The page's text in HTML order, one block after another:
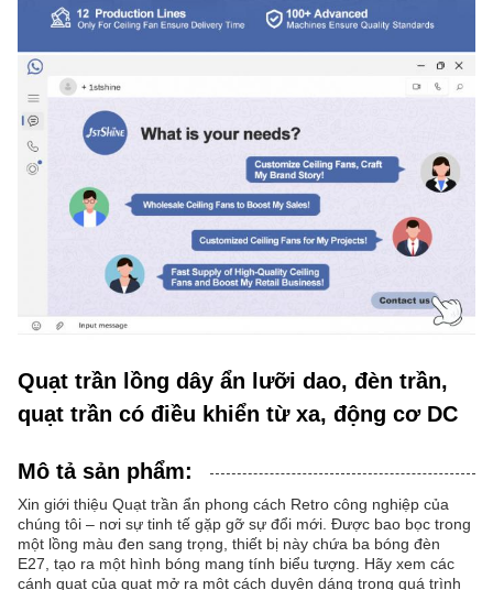
Quạt trần lồng dây ẩn lưỡi dao, đèn trần,
quạt trần có điều khiển từ xa, động cơ DC
Mô tả sản phẩm:
Xin giới thiệu Quạt trần ẩn phong cách Retro công nghiệp của
chúng tôi – nơi sự tinh tế gặp gỡ sự đổi mới. Được bao bọc trong
một lồng màu đen sang trọng, thiết bị này chứa ba bóng đèn
E27, tạo ra một hình bóng mang tính biểu tượng. Hãy xem các
cánh quạt của quạt mở ra một cách duyên dáng trong quá trình